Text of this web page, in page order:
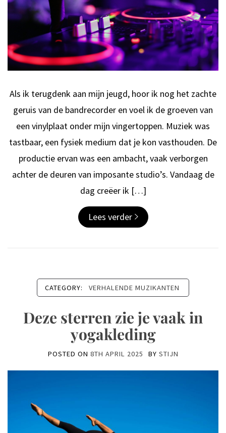
Als ik terugdenk aan mijn jeugd, hoor ik nog het zachte
geruis van de bandrecorder en voel ik de groeven van
een vinylplaat onder mijn vingertoppen. Muziek was
tastbaar, een fysiek medium dat je kon vasthouden. De
productie ervan was een ambacht, vaak verborgen
achter de deuren van imposante studio’s. Vandaag de
dag creëer ik […]
Lees verder
CATEGORY: VERHALENDE MUZIKANTEN
Deze sterren zie je vaak in
yogakleding
POSTED ON 8TH APRIL 2025 BY STIJN